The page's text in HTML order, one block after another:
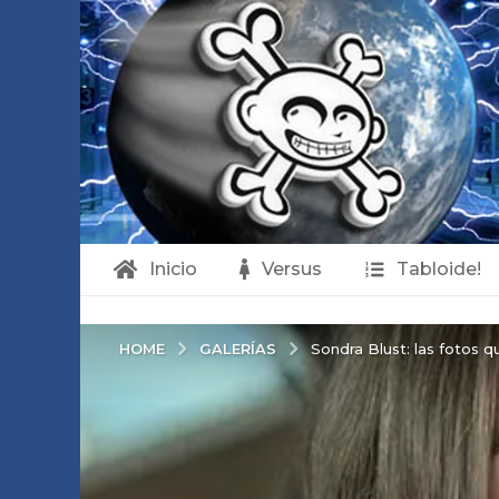
Inicio Versus Tabloide!
HOME GALERÍAS Sondra Blust: las fotos